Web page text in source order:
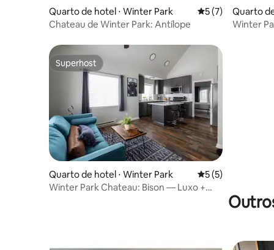
Quarto de hotel ⋅ Winter Park 5 de uma
5 (7)
Chateau de Winter Park: Antílope
Quarto
Winter
Superhost
Superhost
Quarto de hotel ⋅ Winter Park 5 de uma
5 (5)
Winter Park Chateau: Bison — Luxo +